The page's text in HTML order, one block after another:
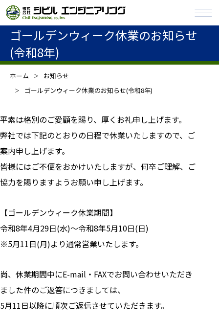
ゴールデンウィーク休業のお知らせ
(令和8年)
ホーム
お知らせ
ゴールデンウィーク休業のお知らせ(令和8年)
平素は格別のご愛顧を賜り、厚くお礼申し上げます。
弊社では下記のとおりの日程で休業いたしますので、ご
案内申し上げます。
皆様にはご不便をおかけいたしますが、何卒ご理解、ご
協力を賜りますようお願い申し上げます。
【ゴールデンウィーク休業期間】
令和8年4月29日(水)～令和8年5月10日(日)
※5月11日(月)より通常営業いたします。
尚、休業期間中にE-mail・FAXでお問い合わせいただき
ました件のご返答につきましては、
5月11日以降に順次ご返信させていただきます。